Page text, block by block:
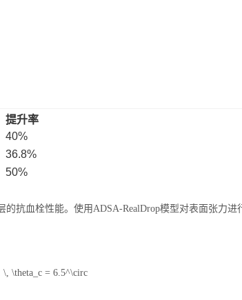
提升率
40%
36.8%
50%
抗血栓性能。使用ADSA-RealDrop模型对表面张力进
\theta_c = 6.5^\circ